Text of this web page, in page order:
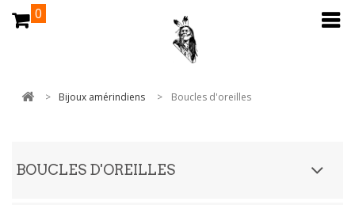
0
> Bijoux amérindiens > Boucles d'oreilles
BOUCLES D'OREILLES